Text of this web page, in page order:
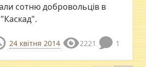
сотню добровольців в
24 квітня 2014 2221 1